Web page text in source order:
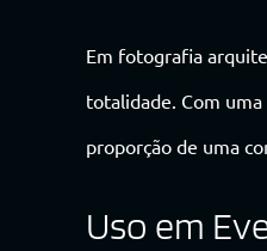
Em fotografia
totalidade. Com
proporção de uma
Uso em